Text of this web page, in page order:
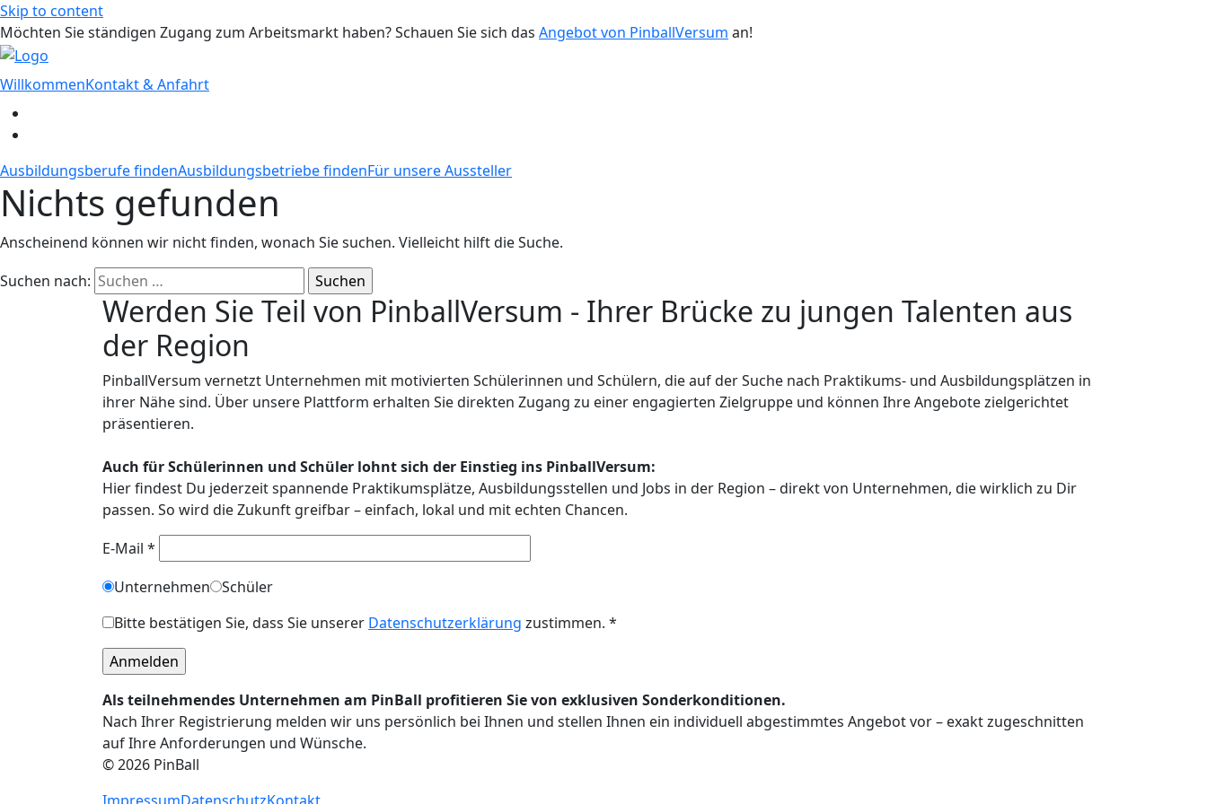
Skip to content
Möchten Sie ständigen Zugang zum Arbeitsmarkt haben? Schauen Sie sich das Angebot von PinballVersum an!
WillkommenKontakt & Anfahrt
Ausbildungsberufe findenAusbildungsbetriebe findenFür unsere Aussteller
Nichts gefunden
Anscheinend können wir nicht finden, wonach Sie suchen. Vielleicht hilft die Suche.
Suchen nach:
Werden Sie Teil von PinballVersum - Ihrer Brücke zu jungen Talenten aus
der Region
PinballVersum vernetzt Unternehmen mit motivierten Schülerinnen und Schülern, die auf der Suche nach Praktikums- und Ausbildungsplätzen in
ihrer Nähe sind. Über unsere Plattform erhalten Sie direkten Zugang zu einer engagierten Zielgruppe und können Ihre Angebote zielgerichtet
präsentieren.
Auch für Schülerinnen und Schüler lohnt sich der Einstieg ins PinballVersum:
Hier findest Du jederzeit spannende Praktikumsplätze, Ausbildungsstellen und Jobs in der Region – direkt von Unternehmen, die wirklich zu Dir
passen. So wird die Zukunft greifbar – einfach, lokal und mit echten Chancen.
E-Mail *
Unternehmen
Schüler
Bitte bestätigen Sie, dass Sie unserer Datenschutzerklärung zustimmen. *
Als teilnehmendes Unternehmen am PinBall profitieren Sie von exklusiven Sonderkonditionen.
Nach Ihrer Registrierung melden wir uns persönlich bei Ihnen und stellen Ihnen ein individuell abgestimmtes Angebot vor – exakt zugeschnitten
auf Ihre Anforderungen und Wünsche.
© 2026 PinBall